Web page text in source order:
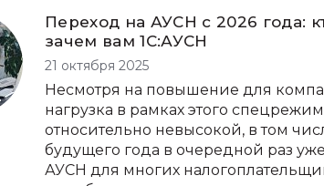
Переход на АУСН с 2026 года:
зачем вам 1С:АУСН
21 октября 2025
Несмотря на повышение для
нагрузка в рамках этого
относительно невысокой, в том
будущего года в очередной раз
АУСН для многих